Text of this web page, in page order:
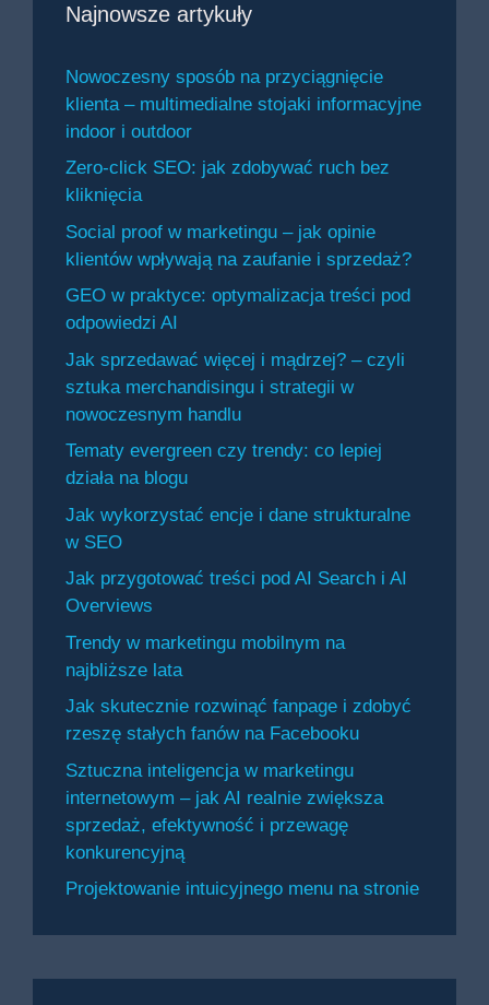
Najnowsze artykuły
Nowoczesny sposób na przyciągnięcie
klienta – multimedialne stojaki informacyjne
indoor i outdoor
Zero-click SEO: jak zdobywać ruch bez
kliknięcia
Social proof w marketingu – jak opinie
klientów wpływają na zaufanie i sprzedaż?
GEO w praktyce: optymalizacja treści pod
odpowiedzi AI
Jak sprzedawać więcej i mądrzej? – czyli
sztuka merchandisingu i strategii w
nowoczesnym handlu
Tematy evergreen czy trendy: co lepiej
działa na blogu
Jak wykorzystać encje i dane strukturalne
w SEO
Jak przygotować treści pod AI Search i AI
Overviews
Trendy w marketingu mobilnym na
najbliższe lata
Jak skutecznie rozwinąć fanpage i zdobyć
rzeszę stałych fanów na Facebooku
Sztuczna inteligencja w marketingu
internetowym – jak AI realnie zwiększa
sprzedaż, efektywność i przewagę
konkurencyjną
Projektowanie intuicyjnego menu na stronie